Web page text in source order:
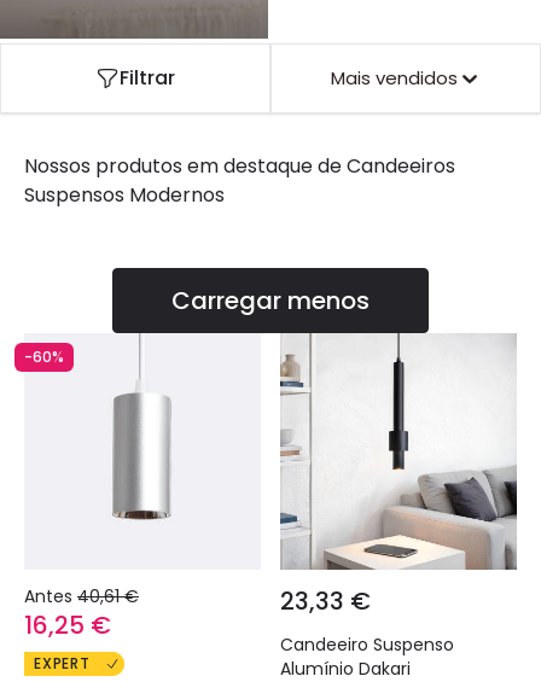
Filtrar Mais vendidos
Nossos produtos em destaque deCandeeiros
Suspensos Modernos
Carregar menos
-60%
Antes 40,61 €
16,25 €
EXPERT
23,33 €
Candeeiro Suspenso
Alumínio Dakari